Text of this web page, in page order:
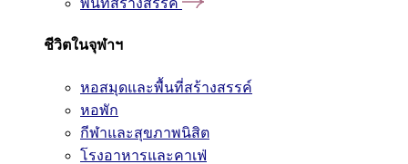
พื้นที่สร้างสรรค์
ชีวิตในจุฬาฯ
หอสมุดและพื้นที่สร้างสรรค์
หอพัก
กีฬาและสุขภาพนิสิต
โรงอาหารและคาเฟ่